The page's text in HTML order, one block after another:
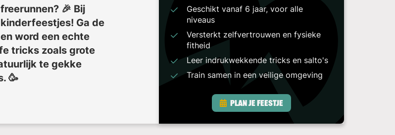
🎉 Bij
Ga de
word een echte
tricks zoals grote
te gekke
🥳
Geschikt vanaf 6 jaar, voor alle
niveaus
Versterkt zelfvertrouwen en fysieke
fitheid
Leer indrukwekkende tricks en salto's
Train samen in een veilige omgeving
Plan je feestje